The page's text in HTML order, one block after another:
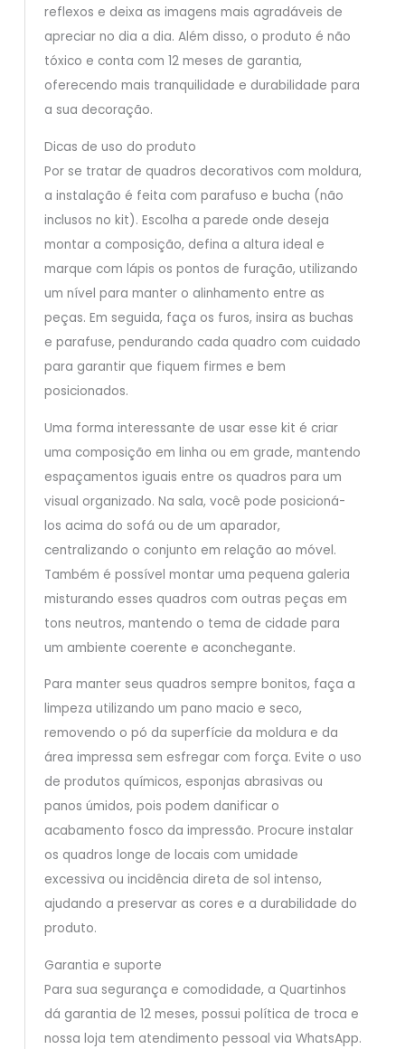
reflexos e deixa as imagens mais agradáveis de
apreciar no dia a dia. Além disso, o produto é não
tóxico e conta com 12 meses de garantia,
oferecendo mais tranquilidade e durabilidade para
a sua decoração.
Dicas de uso do produto
Por se tratar de quadros decorativos com moldura,
a instalação é feita com parafuso e bucha (não
inclusos no kit). Escolha a parede onde deseja
montar a composição, defina a altura ideal e
marque com lápis os pontos de furação, utilizando
um nível para manter o alinhamento entre as
peças. Em seguida, faça os furos, insira as buchas
e parafuse, pendurando cada quadro com cuidado
para garantir que fiquem firmes e bem
posicionados.
Uma forma interessante de usar esse kit é criar
uma composição em linha ou em grade, mantendo
espaçamentos iguais entre os quadros para um
visual organizado. Na sala, você pode posicioná-
los acima do sofá ou de um aparador,
centralizando o conjunto em relação ao móvel.
Também é possível montar uma pequena galeria
misturando esses quadros com outras peças em
tons neutros, mantendo o tema de cidade para
um ambiente coerente e aconchegante.
Para manter seus quadros sempre bonitos, faça a
limpeza utilizando um pano macio e seco,
removendo o pó da superfície da moldura e da
área impressa sem esfregar com força. Evite o uso
de produtos químicos, esponjas abrasivas ou
panos úmidos, pois podem danificar o
acabamento fosco da impressão. Procure instalar
os quadros longe de locais com umidade
excessiva ou incidência direta de sol intenso,
ajudando a preservar as cores e a durabilidade do
produto.
Garantia e suporte
Para sua segurança e comodidade, a Quartinhos
dá garantia de 12 meses, possui política de troca e
nossa loja tem atendimento pessoal via WhatsApp.